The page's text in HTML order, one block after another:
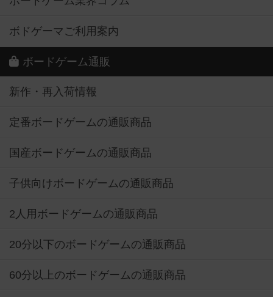
ボドゲーマご利用案内
ボードゲーム通販
新作・再入荷情報
定番ボードゲームの通販商品
国産ボードゲームの通販商品
子供向けボードゲームの通販商品
2人用ボードゲームの通販商品
20分以下のボードゲームの通販商品
60分以上のボードゲームの通販商品